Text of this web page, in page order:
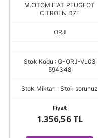
M.OTOM.FIAT PEUGEOT
CITROEN D7E
ORJ
Stok Kodu : G-ORJ-VL03
594348
Stok Miktarı : Stok sorunuz
Fiyat
1.356,56 TL